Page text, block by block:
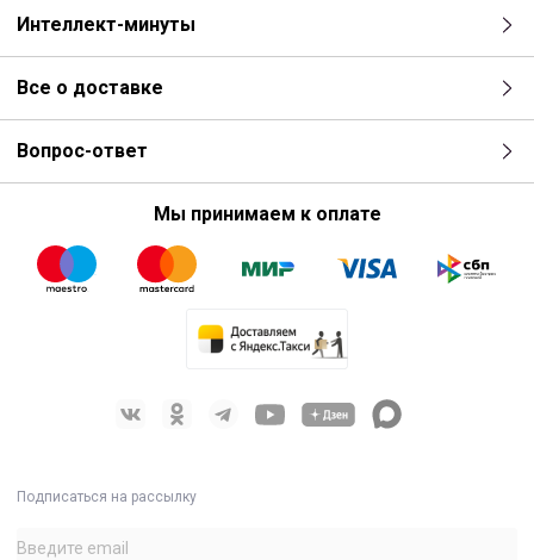
Интеллект-минуты
Все о доставке
Вопрос-ответ
Мы принимаем к оплате
Подписаться на рассылку